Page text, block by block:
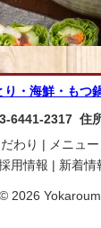
6441-2317 住
わり | メニュ
用情報 | 新着情
2026